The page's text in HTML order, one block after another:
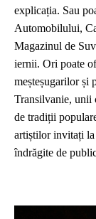
explicația. Sau
Automobilului,
Magazinul de
iernii. Ori poate
meșteșugarilor și
Transilvanie, unii
de tradiții
artiștilor invitați
îndrăgite de